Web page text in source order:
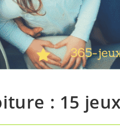
: 15